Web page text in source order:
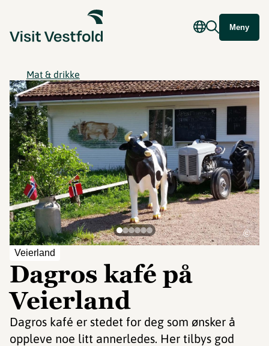
Meny
Mat & drikke
Veierland
Dagros kafé på
Veierland
Dagros kafé er stedet for deg som ønsker å
oppleve noe litt annerledes. Her tilbys god
©